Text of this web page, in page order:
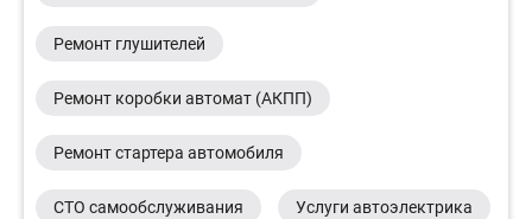
Ремонт глушителей
Ремонт коробки автомат (АКПП)
Ремонт стартера автомобиля
СТО самообслуживания Услуги автоэлектрика